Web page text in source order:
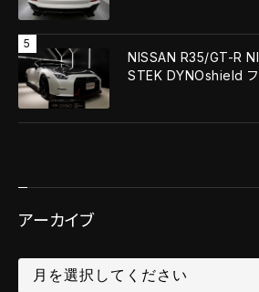
NISSAN R35/GT-R
STEK DYNOshield フ
アーカイブ